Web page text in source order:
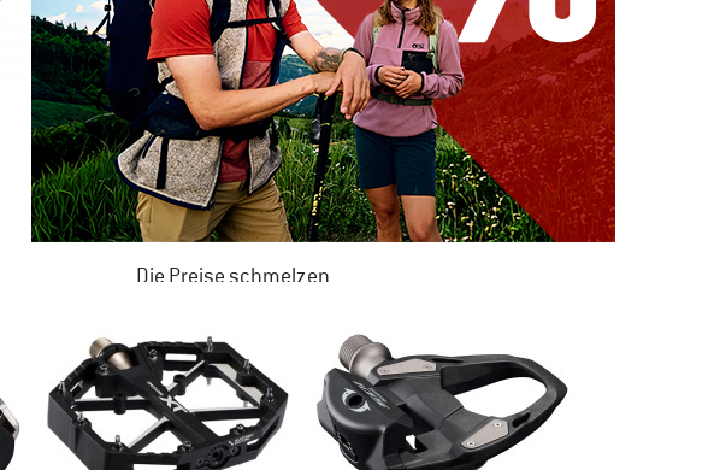
Die Preise schmelzen
ZUM SOMMER SALE